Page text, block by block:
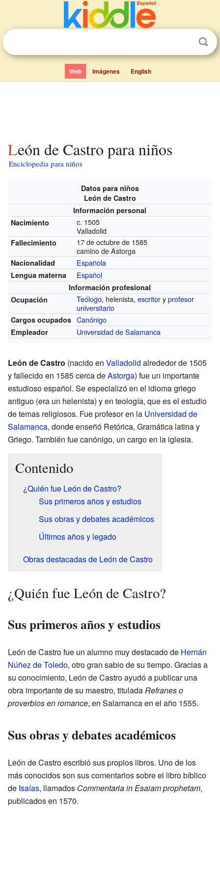
Web Imágenes English
León de Castro para niños
Enciclopedia para niños
Datos para niños
León de Castro
Información personal
Nacimiento
c. 1505
Valladolid
Fallecimiento
17 de octubre de 1585
camino de Astorga
Nacionalidad Española
Lengua materna Español
Información profesional
Ocupación
Teólogo, helenista,escritoryprofesor
universitario
Cargos ocupados Canónigo
Empleador Universidad de Salamanca
León de Castro (nacido en Valladolid alrededor de 1505
y fallecido en 1585 cerca deAstorga) fue un importante
estudioso español. Se especializó en el idioma griego
antiguo (era un helenista) y en teología, que es el estudio
de temas religiosos. Fue profesor en la Universidad de
Salamanca, donde enseñó Retórica, Gramática latina y
Griego. También fue canónigo, un cargo en la iglesia.
Contenido
¿Quién fue León de Castro?
Sus primeros años y estudios
Sus obras y debates académicos
Últimos años y legado
Obras destacadas de León de Castro
¿Quién fue León de Castro?
Sus primeros años y estudios
León de Castro fue un alumno muy destacado de Hernán
Núñez de Toledo, otro gran sabio de su tiempo. Gracias a
su conocimiento, León de Castro ayudó a publicar una
obra importante de su maestro, tituladaRefranes o
proverbios en romance, en Salamanca en el año 1555.
Sus obras y debates académicos
León de Castro escribió sus propios libros. Uno de los
más conocidos son sus comentarios sobre el libro bíblico
de Isaías, llamados Commentaria in Esaiam prophetam,
publicados en 1570.